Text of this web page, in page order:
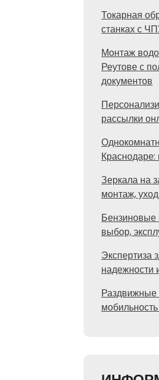
Токарная
станках с
Монтаж
Реутове с
документов
рассылки
Зеркала на
монтаж, уход
Бензиновые
выбор,
Экспертиза
надежности
Раздвижные